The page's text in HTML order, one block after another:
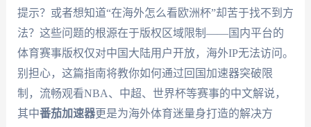
提示？或者想知道“在海外怎么看欧洲杯”却苦于找不到方
法？这些问题的根源在于版权区域限制——国内平台的
体育赛事版权仅对中国大陆用户开放，海外IP无法访问。
别担心，这篇指南将教你如何通过回国加速器突破限
制，流畅观看NBA、中超、世界杯等赛事的中文解说，
其中番茄加速器更是为海外体育迷量身打造的解决方